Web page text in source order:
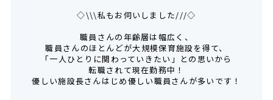
◇\\\私もお伺いしました///◇
職員さんの年齢層は幅広く、
職員さんのほとんどが大規模保育施設を得て、
「一人ひとりに関わっていきたい」との思いから
転職されて現在勤務中！
優しい施設長さんはじめ優しい職員さんが多いです！